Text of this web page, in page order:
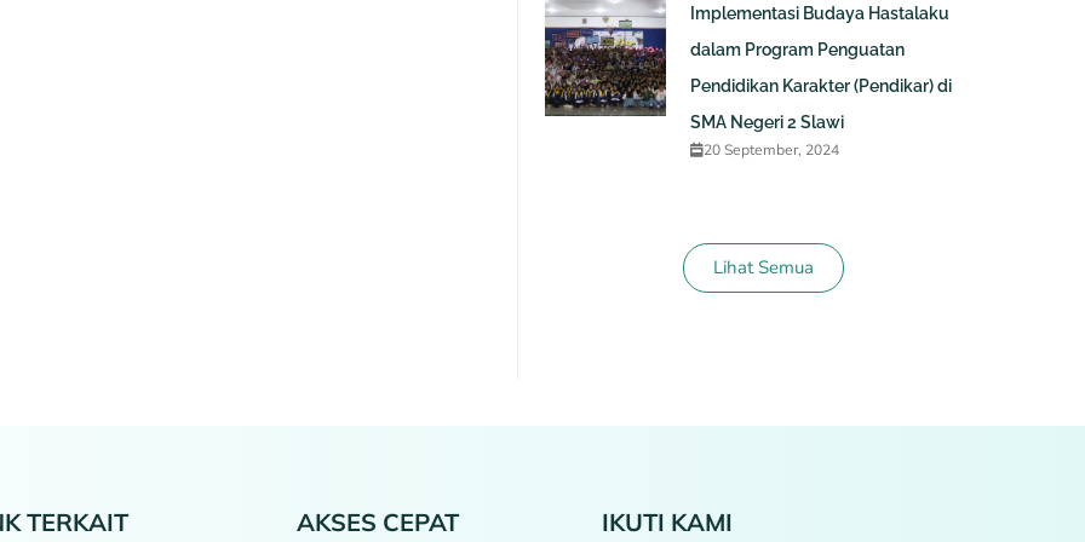
Implementasi Budaya Hastalaku
dalam Program Penguatan
Pendidikan Karakter (Pendikar) di
SMA Negeri 2 Slawi
20 September, 2024
Lihat Semua
TERKAIT AKSES CEPAT IKUTI KAMI